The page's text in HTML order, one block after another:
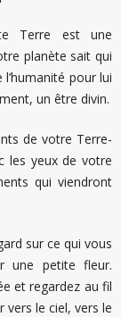
Terre est une
planète sait qui
pour lui
un être divin.
de votre Terre-
les yeux de votre
qui viendront
sur ce qui vous
une petite fleur.
et regardez au fil
vers le ciel, vers le